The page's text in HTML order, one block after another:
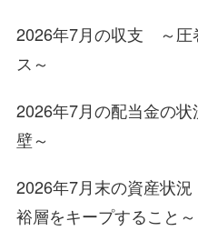
2026年7月の収支 ～圧
ス～
2026年7月の配当金の
壁～
2026年7月末の資産状
裕層をキープすること～